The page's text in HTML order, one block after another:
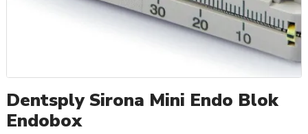
Dentsply Sirona Mini Endo Blok
Endobox